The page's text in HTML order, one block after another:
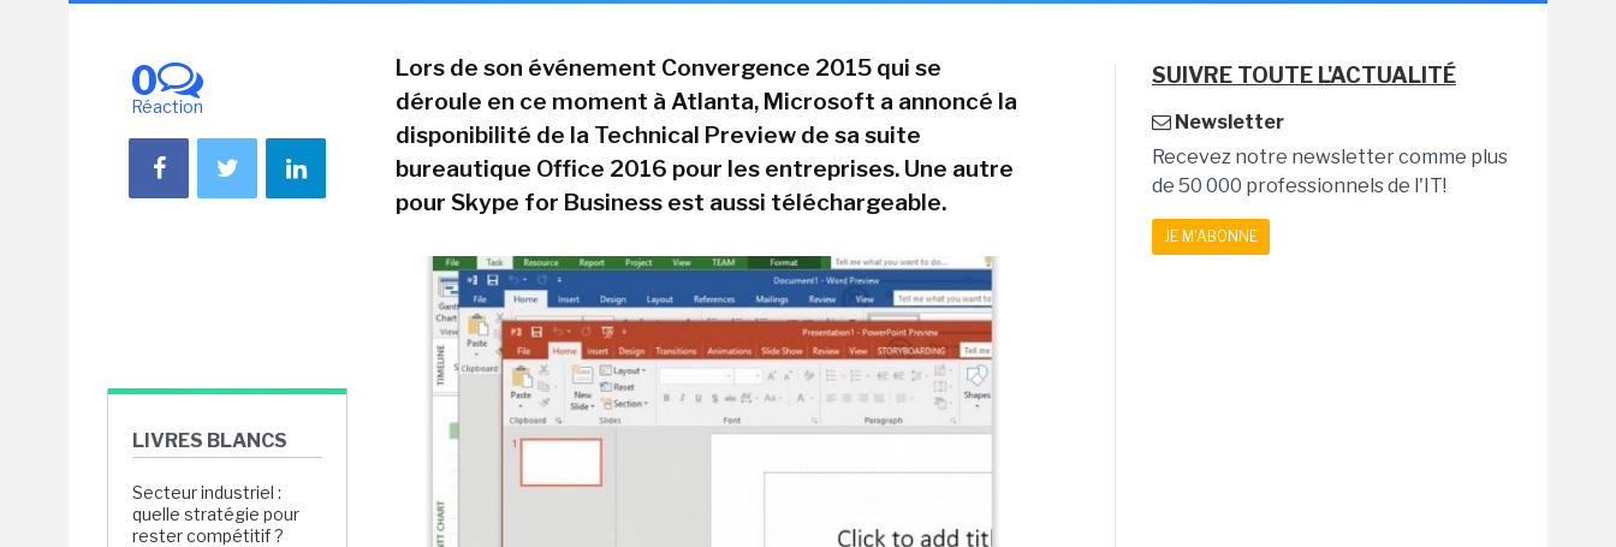
0
Réaction
LIVRES BLANCS
Secteur industriel :
quelle stratégie pour
rester compétitif ?
Lors de son événement Convergence 2015 qui se
déroule en ce moment à Atlanta, Microsoft a annoncé la
disponibilité de la Technical Preview de sa suite
bureautique Office 2016 pour les entreprises. Une autre
pour Skype for Business est aussi téléchargeable.
SUIVRE TOUTE L'ACTUALITÉ
Newsletter
Recevez notre newsletter comme plus
de 50 000 professionnels de l'IT!
JE M'ABONNE